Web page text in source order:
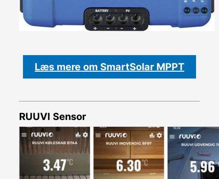
Læs mere om SmartSolar MPPT
RUUVI Sensor